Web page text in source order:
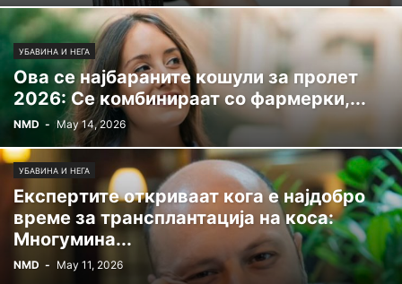
УБАВИНА И НЕГА
Ова се најбараните кошули за пролет
2026: Се комбинираат со фармерки,...
NMD - May 14, 2026
УБАВИНА И НЕГА
Експертите откриваат кога е најдобро
време за трансплантација на коса:
Многумина...
NMD - May 11, 2026